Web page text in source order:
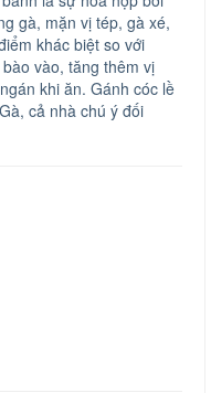
gà, mặn vị tép, gà xé,
khác biệt so với
vào, tăng thêm vị
khi ăn. Gánh cóc lề
cả nhà chú ý đối